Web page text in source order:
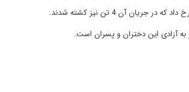
آن 4 تن نیز کشته شدند.
به آزادی این دختران و پسران است.